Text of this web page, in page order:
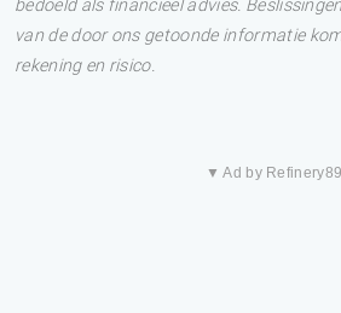
bedoeld als financieel advies.
van de door ons getoonde informatie
rekening en risico.
▼ Ad by Refinery89